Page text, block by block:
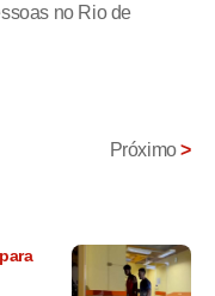
no Rio de
Próximo>